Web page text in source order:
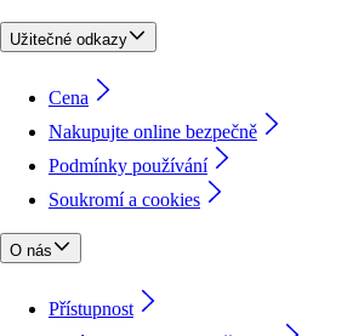
Užitečné odkazy
Cena
Nakupujte online bezpečně
Podmínky používání
Soukromí a cookies
O nás
Přístupnost